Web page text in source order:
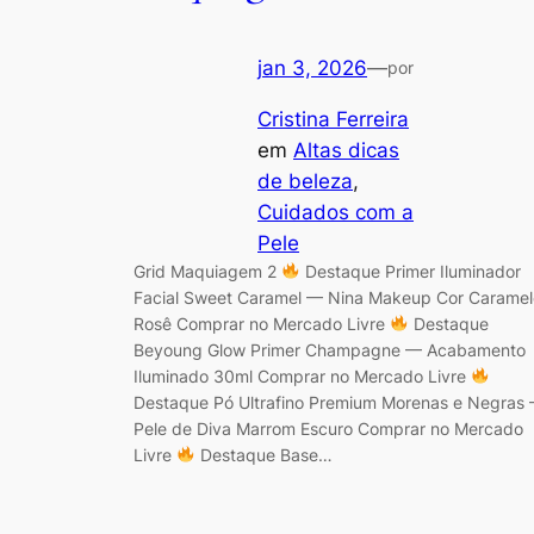
jan 3, 2026—por
Cristina Ferreira
em Altas dicas
de beleza
Cuidados com a
Pele
Grid Maquiagem 2
Destaque Primer Iluminador
Facial Sweet Caramel — Nina Makeup Cor
Rosê Comprar no Mercado Livre
Destaque
Beyoung Glow Primer Champagne — Acabamento
Iluminado 30ml Comprar no Mercado Livre
Destaque Pó Ultrafino Premium Morenas e
Pele de Diva Marrom Escuro Comprar no Mercado
Livre
Destaque Base…